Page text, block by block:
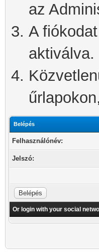
az
A
aktiválva.
Belépés
Felhasználónév:
Jelszó:
Or login with your social